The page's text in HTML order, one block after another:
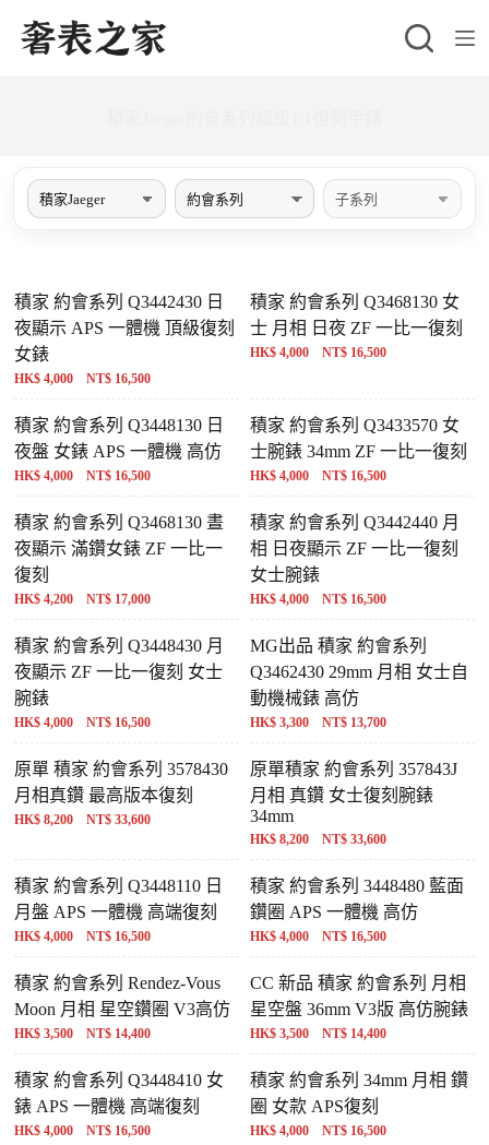
跳
至
積家 約會系列 Q3442430 日
夜顯示 APS 一體機 頂級復刻
女錶
HK$ 4,000 NT$ 16,500
積家 約會系列 Q3468130 女
士 月相 日夜 ZF 一比一復刻
HK$ 4,000 NT$ 16,500
積家 約會系列 Q3448130 日
夜盤 女錶 APS 一體機 高仿
HK$ 4,000 NT$ 16,500
積家 約會系列 Q3433570 女
士腕錶 34mm ZF 一比一復刻
HK$ 4,000 NT$ 16,500
積家 約會系列 Q3468130 晝
夜顯示 滿鑽女錶 ZF 一比一
復刻
HK$ 4,200 NT$ 17,000
積家 約會系列 Q3442440 月
相 日夜顯示 ZF 一比一復刻
女士腕錶
HK$ 4,000 NT$ 16,500
積家 約會系列 Q3448430 月
夜顯示 ZF 一比一復刻 女士
腕錶
HK$ 4,000 NT$ 16,500
MG出品 積家 約會系列
Q3462430 29mm 月相 女士自
動機械錶 高仿
HK$ 3,300 NT$ 13,700
原單 積家 約會系列 3578430
月相真鑽 最高版本復刻
HK$ 8,200 NT$ 33,600
原單積家 約會系列 357843J
月相 真鑽 女士復刻腕錶
34mm
HK$ 8,200 NT$ 33,600
積家 約會系列 Q3448110 日
月盤 APS 一體機 高端復刻
HK$ 4,000 NT$ 16,500
積家 約會系列 3448480 藍面
鑽圈 APS 一體機 高仿
HK$ 4,000 NT$ 16,500
積家 約會系列 Rendez-Vous
Moon 月相 星空鑽圈 V3高仿
HK$ 3,500 NT$ 14,400
CC 新品 積家 約會系列 月相
星空盤 36mm V3版 高仿腕錶
HK$ 3,500 NT$ 14,400
積家 約會系列 Q3448410 女
錶 APS 一體機 高端復刻
HK$ 4,000 NT$ 16,500
積家 約會系列 34mm 月相 鑽
圈 女款 APS復刻
HK$ 4,000 NT$ 16,500